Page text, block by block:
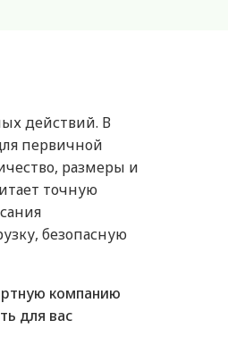
действий. В
первичной
размеры и
точную
безопасную
компанию
для вас